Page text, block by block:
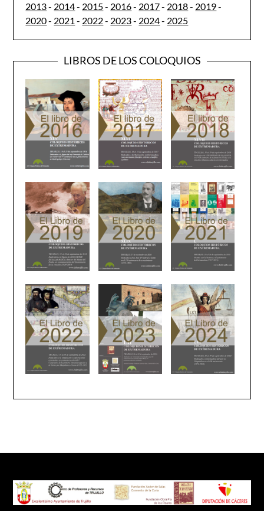
2013- 2014- 2015- 2016- 2017- 2018- 2019-
2020- 2021 - 2022- 2023- 2024- 2025
LIBROS DE LOS COLOQUIOS